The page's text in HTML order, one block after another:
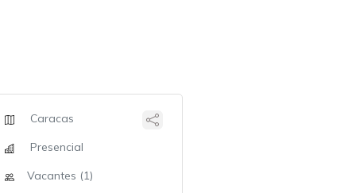
Caracas
Presencial
Vacantes (1)